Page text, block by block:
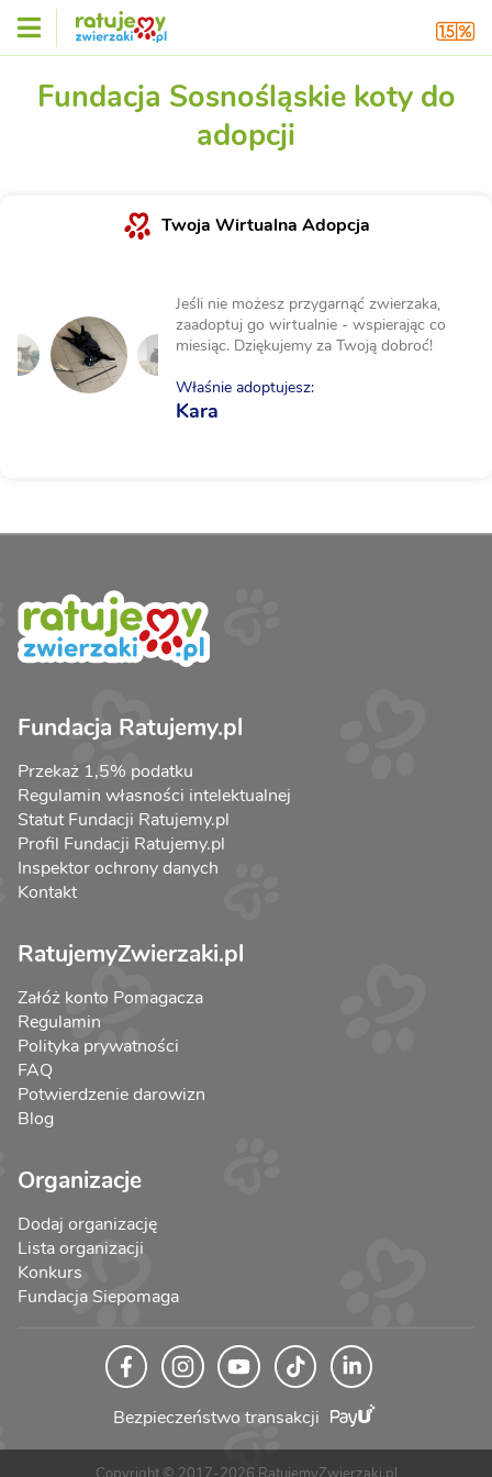
Fundacja Sosnośląskie koty do
adopcji
Twoja Wirtualna Adopcja
Jeśli nie możesz przygarnąć zwierzaka,
zaadoptuj go wirtualnie - wspierając co
miesiąc. Dziękujemy za Twoją dobroć!
Właśnie adoptujesz:
Kara
Fundacja Ratujemy.pl
Przekaż 1,5% podatku
Regulamin własności intelektualnej
Statut Fundacji Ratujemy.pl
Profil Fundacji Ratujemy.pl
Inspektor ochrony danych
Kontakt
RatujemyZwierzaki.pl
Załóż konto Pomagacza
Regulamin
Polityka prywatności
FAQ
Potwierdzenie darowizn
Blog
Organizacje
Dodaj organizację
Lista organizacji
Konkurs
Fundacja Siepomaga
Bezpieczeństwo transakcji